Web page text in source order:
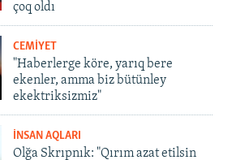
çoq oldı
CEMİYET
"Haberlerge köre, yarıq bere
ekenler, amma biz bütünley
ekektriksizmiz"
İNSAN AQLARI
Olğa Skrıpnık: "Qırım azat etilsin